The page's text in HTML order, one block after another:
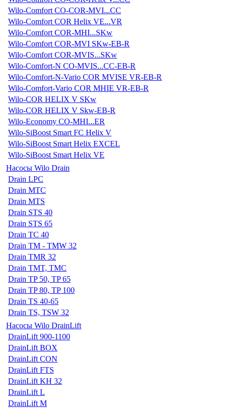
Wilo-Comfort CO-COR-MVI...CC
Wilo-Comfort COR Helix VE...VR
Wilo-Comfort COR-MHI...SKw
Wilo-Comfort COR-MVI SKw-EB-R
Wilo-Comfort COR-MVIS...SKw
Wilo-Comfort-N CO-MVIS...CC-EB-R
Wilo-Comfort-N-Vario COR MVISE VR-EB-R
Wilo-Comfort-Vario COR MHIE VR-EB-R
Wilo-COR HELIX V SKw
Wilo-COR HELIX V Skw-EB-R
Wilo-Economy CO-MHI...ER
Wilo-SiBoost Smart FC Helix V
Wilo-SiBoost Smart Helix EXCEL
Wilo-SiBoost Smart Helix VE
Насосы Wilo Drain
Drain LPC
Drain MTC
Drain MTS
Drain STS 40
Drain STS 65
Drain TC 40
Drain TM - TMW 32
Drain TMR 32
Drain TMT, TMC
Drain TP 50, TP 65
Drain TP 80, TP 100
Drain TS 40-65
Drain TS, TSW 32
Насосы Wilo DrainLift
DrainLift 900-1100
DrainLift BOX
DrainLift CON
DrainLift FTS
DrainLift KH 32
DrainLift L
DrainLift M